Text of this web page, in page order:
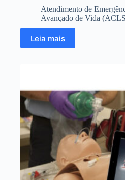
Atendimento de
Avançado de Vida
Leia mais